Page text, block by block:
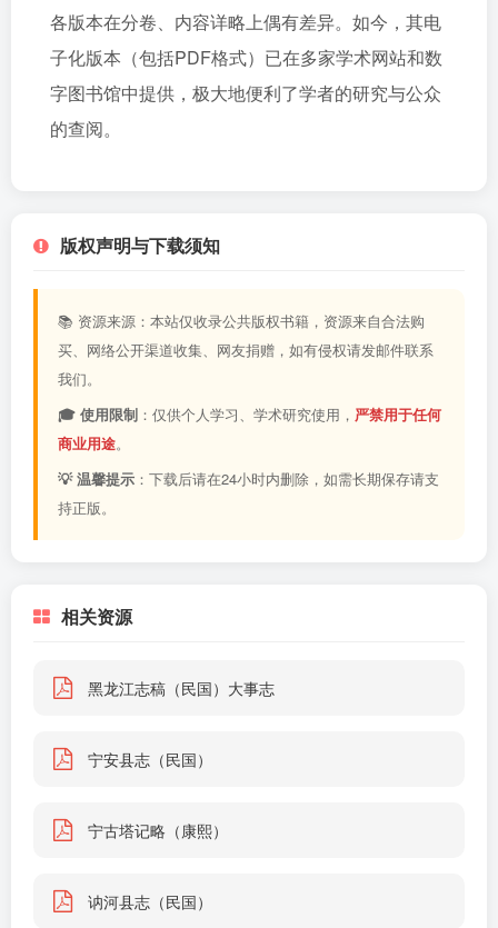
各版本在分卷、内容详略上偶有差异。如今，其电
子化版本（包括PDF格式）已在多家学术网站和数
字图书馆中提供，极大地便利了学者的研究与公众
的查阅。
版权声明与下载须知
📚 资源来源：本站仅收录公共版权书籍，资源来自合法购
买、网络公开渠道收集、网友捐赠，如有侵权请发邮件联系
我们。
🎓 使用限制 ：仅供个人学习、学术研究使用， 严禁用于任何
商业用途。
💡 温馨提示 ：下载后请在24小时内删除，如需长期保存请支
持正版。
相关资源
黑龙江志稿（民国）大事志
宁安县志（民国）
宁古塔记略（康熙）
讷河县志（民国）